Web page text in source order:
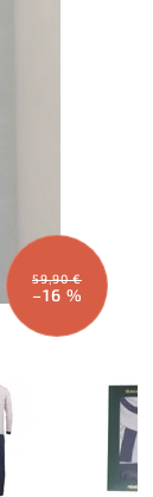
59,90 €
–16 %